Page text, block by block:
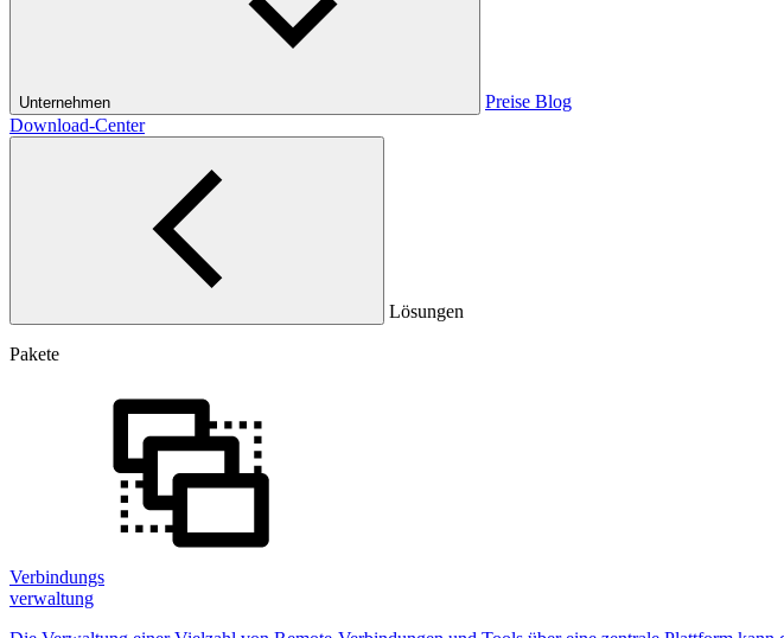
Unternehmen Preise Blog
Download-Center
Lösungen
Pakete
Verbindungs
verwaltung